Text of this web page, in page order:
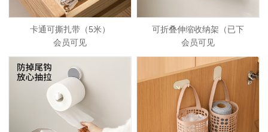
卡通可撕扎带（5米）
会员可见
可折叠伸缩收纳架（已下
会员可见